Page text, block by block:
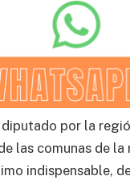
por la
las comunas de la
indispensable,